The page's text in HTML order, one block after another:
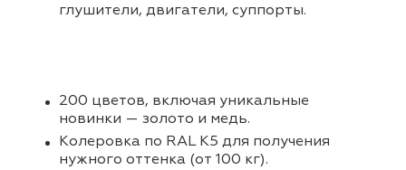
глушители, двигатели, суппорты.
200 цветов, включая уникальные
новинки — золото и медь.
Колеровка по RAL K5 для получения
нужного оттенка (от 100 кг).